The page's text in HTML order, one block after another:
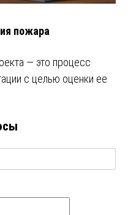
пожара
— это процесс
с целью оценки ее